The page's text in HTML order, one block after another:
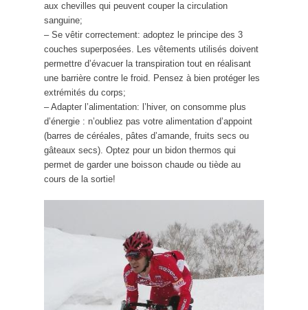
aux chevilles qui peuvent couper la circulation
sanguine;
– Se vêtir correctement: adoptez le principe des 3
couches superposées. Les vêtements utilisés doivent
permettre d’évacuer la transpiration tout en réalisant
une barrière contre le froid. Pensez à bien protéger les
extrémités du corps;
– Adapter l’alimentation: l’hiver, on consomme plus
d’énergie : n’oubliez pas votre alimentation d’appoint
(barres de céréales, pâtes d’amande, fruits secs ou
gâteaux secs). Optez pour un bidon thermos qui
permet de garder une boisson chaude ou tiède au
cours de la sortie!